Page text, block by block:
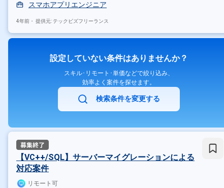
スマホアプリエンジニア
4年前・ 提供元: テックビズフリーランス
設定していない条件はありませんか？
スキル･リモート･単価などで絞り込み、
効率よく案件を探せます。
検索条件を変更する
【VC++/SQL】サーバーマイグレーションによる
対応案件
リモート可